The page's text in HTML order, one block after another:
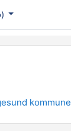
kommune